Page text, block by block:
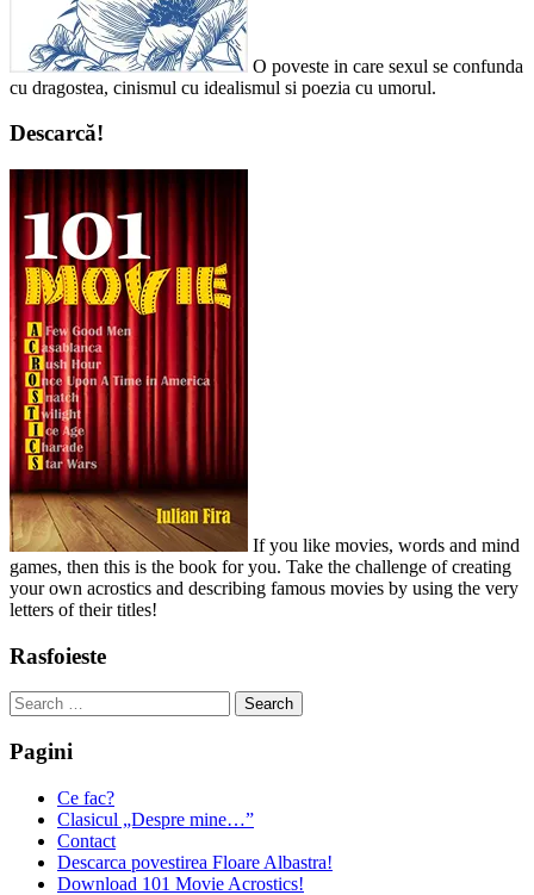
O poveste in care sexul se confunda
cu dragostea, cinismul cu idealismul si poezia cu umorul.
Descarcă!
If you like movies, words and mind
games, then this is the book for you. Take the challenge of creating
your own acrostics and describing famous movies by using the very
letters of their titles!
Rasfoieste
Search
for:
Pagini
Ce fac?
Clasicul „Despre mine…”
Contact
Descarca povestirea Floare Albastra!
Download 101 Movie Acrostics!